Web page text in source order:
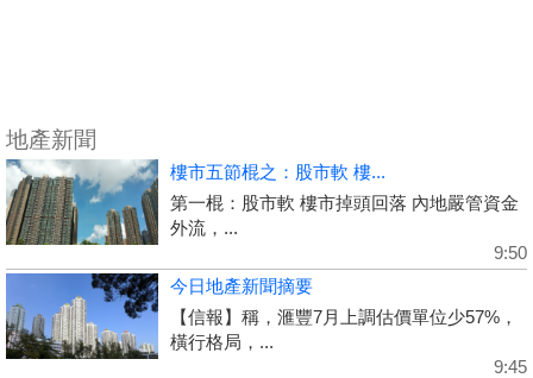
地產新聞
樓市五節棍之：股市軟 樓...
第一棍：股市軟 樓市掉頭回落 內地嚴管資金
外流，...
9:50
今日地產新聞摘要
【信報】稱，滙豐7月上調估價單位少57%，
橫行格局，...
9:45